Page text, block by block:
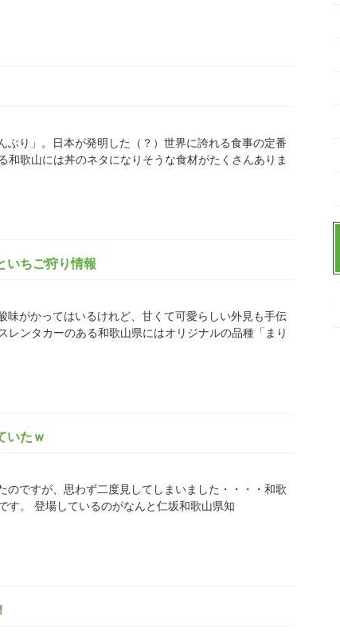
り」。日本が発明した（？）世界に誇れる食事の定番
和歌山には丼のネタになりそうな食材がたくさんありま
いちご狩り情報
味がかってはいるけれど、甘くて可愛らしい外見も手伝
レンタカーのある和歌山県にはオリジナルの品種「まり
いたｗ
ですが、思わず二度見してしまいました・・・・和歌
す。 登場しているのがなんと仁坂和歌山県知